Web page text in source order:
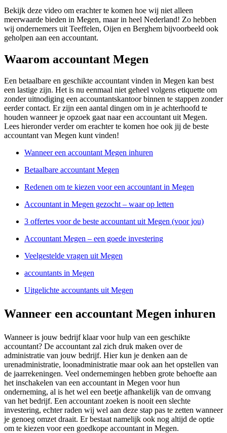
Bekijk deze video om erachter te komen hoe wij niet alleen
meerwaarde bieden in Megen, maar in heel Nederland! Zo hebben
wij ondernemers uit Teeffelen, Oijen en Berghem bijvoorbeeld ook
geholpen aan een accountant.
Waarom accountant Megen
Een betaalbare en geschikte accountant vinden in Megen kan best
een lastige zijn. Het is nu eenmaal niet geheel volgens etiquette om
zonder uitnodiging een accountantskantoor binnen te stappen zonder
eerder contact. Er zijn een aantal dingen om in je achterhoofd te
houden wanneer je opzoek gaat naar een accountant uit Megen.
Lees hieronder verder om erachter te komen hoe ook jij de beste
accountant van Megen kunt vinden!
Wanneer een accountant Megen inhuren
Betaalbare accountant Megen
Redenen om te kiezen voor een accountant in Megen
Accountant in Megen gezocht – waar op letten
3 offertes voor de beste accountant uit Megen (voor jou)
Accountant Megen – een goede investering
Veelgestelde vragen uit Megen
accountants in Megen
Uitgelichte accountants uit Megen
Wanneer een accountant Megen inhuren
Wanneer is jouw bedrijf klaar voor hulp van een geschikte
accountant? De accountant zal zich druk maken over de
administratie van jouw bedrijf. Hier kun je denken aan de
urenadministratie, loonadministratie maar ook aan het opstellen van
de jaarrekeningen. Veel ondernemingen hebben grote behoefte aan
het inschakelen van een accountant in Megen voor hun
onderneming, al is het wel een beetje afhankelijk van de omvang
van het bedrijf. Een accountant zoeken is nooit een slechte
investering, echter raden wij wel aan deze stap pas te zetten wanneer
je genoeg omzet draait. Er bestaat namelijk ook nog altijd de optie
om te kiezen voor een goedkope accountant in Megen.